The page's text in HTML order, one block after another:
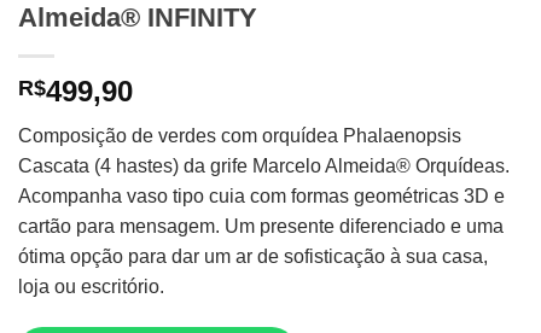
Almeida® INFINITY
R$499,90
Composição de verdes com orquídea Phalaenopsis
Cascata (4 hastes) da grife Marcelo Almeida® Orquídeas.
Acompanha vaso tipo cuia com formas geométricas 3D e
cartão para mensagem. Um presente diferenciado e uma
ótima opção para dar um ar de sofisticação à sua casa,
loja ou escritório.